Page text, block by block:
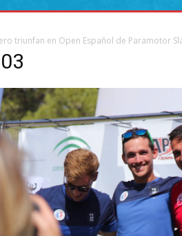
triunfan en Open Español de Paramotor